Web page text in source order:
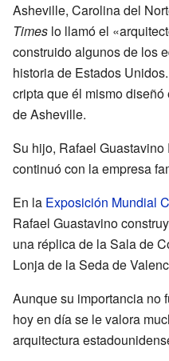
Asheville, Carolina del
Times lo llamó el
construido algunos de los
historia de Estados
cripta que él mismo diseñó
de Asheville.
Su hijo, Rafael
continuó con la empresa
En la Exposición Mundial
Rafael Guastavino
una réplica de la Sala de
Lonja de la Seda de
Aunque su importancia no
hoy en día se le valora
arquitectura